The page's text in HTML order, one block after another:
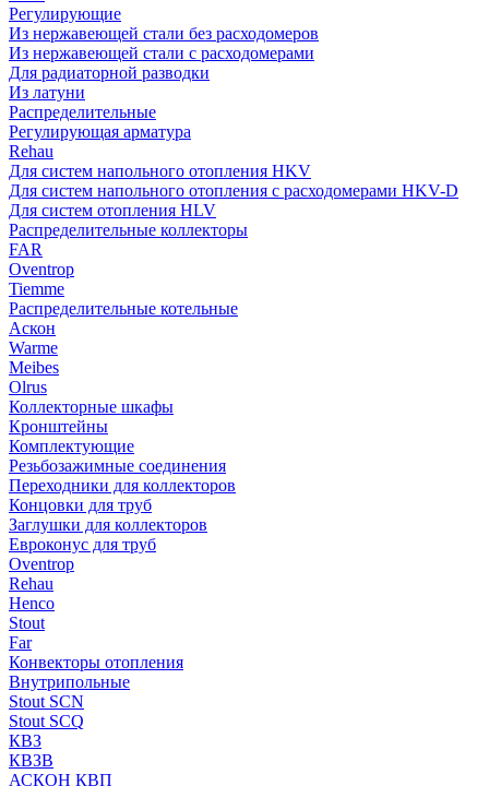
Регулирующие
Из нержавеющей стали без расходомеров
Из нержавеющей стали с расходомерами
Для радиаторной разводки
Из латуни
Распределительные
Регулирующая арматура
Rehau
Для систем напольного отопления HKV
Для систем напольного отопления с расходомерами HKV-D
Для систем отопления HLV
Распределительные коллекторы
FAR
Oventrop
Tiemme
Распределительные котельные
Аскон
Warme
Meibes
Olrus
Коллекторные шкафы
Кронштейны
Комплектующие
Резьбозажимные соединения
Переходники для коллекторов
Концовки для труб
Заглушки для коллекторов
Евроконус для труб
Oventrop
Rehau
Henco
Stout
Far
Конвекторы отопления
Внутрипольные
Stout SCN
Stout SCQ
КВЗ
КВЗВ
АСКОН КВП